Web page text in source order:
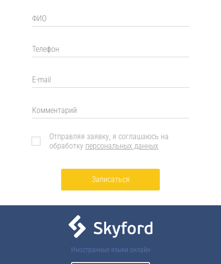
Отправляя заявку, я соглашаюсь на
обработку персональных данных
Записаться
Иностранные языки онлайн